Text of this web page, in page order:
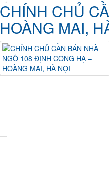
CHÍNH CHỦ
HOÀNG MAI,